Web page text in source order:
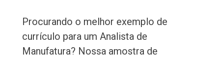
Procurando o melhor exemplo de
currículo para um Analista de
Manufatura? Nossa amostra de